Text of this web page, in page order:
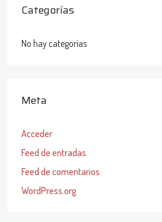
Categorías
No hay categorías
Meta
Acceder
Feed de entradas
Feed de comentarios
WordPress.org